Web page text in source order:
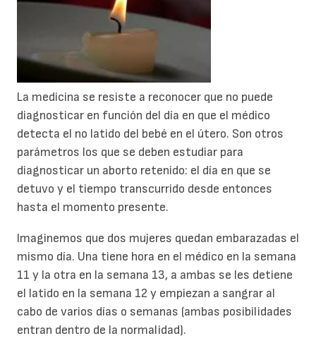
La medicina se resiste a reconocer que no puede
diagnosticar en función del día en que el médico
detecta el no latido del bebé en el útero. Son otros
parámetros los que se deben estudiar para
diagnosticar un aborto retenido: el día en que se
detuvo y el tiempo transcurrido desde entonces
hasta el momento presente.
Imaginemos que dos mujeres quedan embarazadas el
mismo día. Una tiene hora en el médico en la semana
11 y la otra en la semana 13, a ambas se les detiene
el latido en la semana 12 y empiezan a sangrar al
cabo de varios días o semanas (ambas posibilidades
entran dentro de la normalidad).